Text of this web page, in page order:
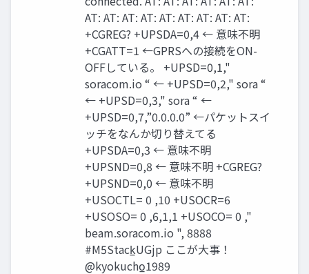
AT: AT: AT: AT: AT: AT: AT: AT: AT:
+CGREG? +UPSDA=0,4 ← 意味不明
+CGATT=1 ←GPRSへの接続をON-
OFFしている。 +UPSD=0,1,"
soracom.io “ ← +UPSD=0,2," sora “
← +UPSD=0,3," sora “ ←
+UPSD=0,7,”0.0.0.0” ←パケットスイ
ッチをなんか切り替えてる
+UPSDA=0,3 ← 意味不明
+UPSND=0,8 ← 意味不明 +CGREG?
+UPSND=0,0 ← 意味不明
+USOCTL= 0 ,10 +USOCR=6
+USOSO= 0 ,6,1,1 +USOCO= 0 ,"
beam.soracom.io ", 8888
#M5Stack̲UGjp ここが大事！
@kyokucho̲1989